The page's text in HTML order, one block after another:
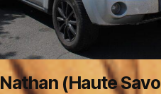
Nathan (Haute